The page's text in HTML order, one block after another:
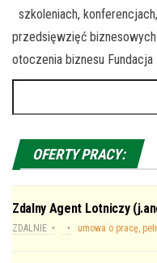
szkoleniach,
przedsięwzięć
otoczenia biznesu Fundacja
OFERTY PRACY:
Zdalny Agent Lotniczy
ZDALNIE umowa o pracę,